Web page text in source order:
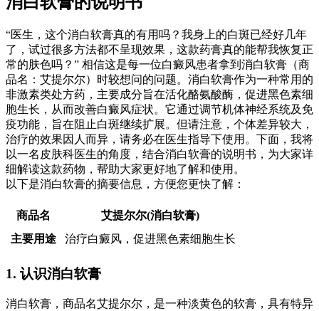
“医生，这个消白软膏真的有用吗？我身上的白斑已经好几年
了，试过很多方法都不呈现效果，这款药膏真的能帮我恢复正
常的肤色吗？” 相信这是每一位白癜风患者拿到消白软膏（商
品名：艾提尔尔）时较想问的问题。消白软膏作为一种常用的
非激素类处方药，主要成分旨在活化酪氨酸酶，促进黑色素细
胞生长，从而改善白癜风症状。它通过调节机体神经系统及免
疫功能，旨在阻止白斑继续扩展。但请注意，个体差异较大，
治疗的效果因人而异，请务必在医生指导下使用。下面，我将
以一名皮肤科医生的角度，结合消白软膏的说明书，为大家详
细解读这款药物，帮助大家更好地了解和使用。
以下是消白软膏的摘要信息，方便您更快了解：
商品名
艾提尔尔(消白软膏)
主要用途
治疗白癜风，促进黑色素细胞生长
1. 认识消白软膏
消白软膏，商品名艾提尔尔，是一种淡黄色的软膏，具有特异